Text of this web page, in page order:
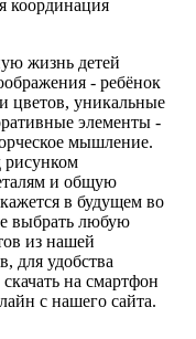
координация
жизнь детей
- ребёнок
цветов, уникальные
элементы -
мышление.
рисунком
и общую
в будущем во
выбрать любую
из нашей
для удобства
на смартфон
с нашего сайта.